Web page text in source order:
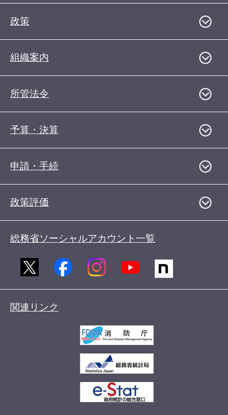
政策
組織案内
所管法令
予算・決算
申請・手続
政策評価
総務省ソーシャルアカウント一覧
関連リンク